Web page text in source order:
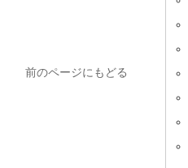
前のページにもどる